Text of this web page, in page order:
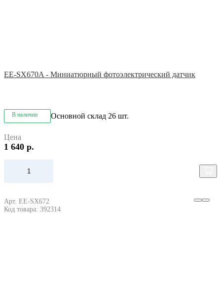
EE-SX670A - Миниатюрный фотоэлектрический датчик
В наличии Основной склад 26 шт.
Цена
1 640 р.
Арт. EE-SX672
Код товара: 392314